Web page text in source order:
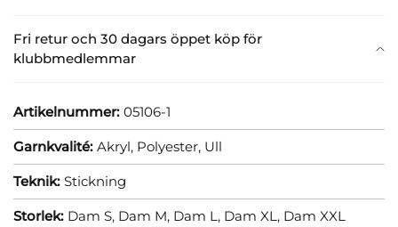
Fri retur och 30 dagars öppet köp för
klubbmedlemmar
Artikelnummer: 05106-1
Garnkvalité: Akryl, Polyester, Ull
Teknik: Stickning
Storlek: Dam S, Dam M, Dam L, Dam XL, Dam XXL